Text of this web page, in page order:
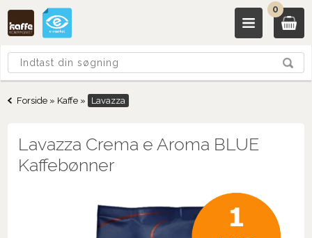
0
Forside » Kaffe » Lavazza
Lavazza Crema e Aroma BLUE
Kaffebønner